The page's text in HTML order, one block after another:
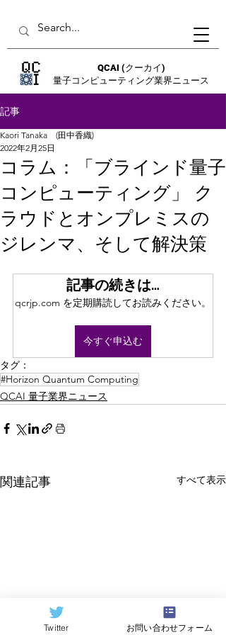
QCAI (クーカイ)
量子コンピューティング業界ニュース
記事
コラム：「ブラインド量子
コンピューティング」 ク
ラウドとオンプレミスの
ジレンマ、そして解決策
Kaori Tanaka (田中香織)
2022年2月25日
記事の続きは…
qcrjp.com を定期購読してお読みください。
今すぐ申込む
タグ：
#Horizon Quantum Computing
QCAI 量子業界ニュース
関連記事 すべて表示
Twitter お問い合わせフォーム